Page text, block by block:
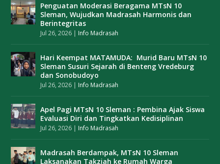
Penguatan Moderasi Beragama MTsN 10
Sleman, Wujudkan Madrasah Harmonis dan
Berintegritas
Jul 26, 2026 | Info Madrasah
Hari Keempat MATAMUDA: Murid Baru MTsN 10
Sleman Susuri Sejarah di Benteng Vredeburg
dan Sonobudoyo
Jul 26, 2026 | Info Madrasah
Apel Pagi MTsN 10 Sleman : Pembina Ajak Siswa
Evaluasi Diri dan Tingkatkan Kedisiplinan
Jul 26, 2026 | Info Madrasah
Madrasah Berdampak, MTsN 10 Sleman
Laksanakan Takziah ke Rumah Warga